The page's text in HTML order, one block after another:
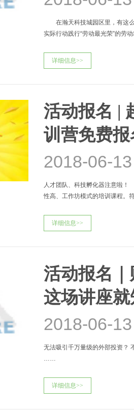
在瀚天科技城园区里，有这么
实际行动践行“劳动最光荣”的劳
详细信息>>
活动报名 |
训营免费
2018-06-13
人才团队、科技孵化器注意啦
性高、工作坊模式的培训课程。
详细信息>>
活动报名
这场讲座
2018-06-13
无法吸引千万量级的外部投资？
……
详细信息>>